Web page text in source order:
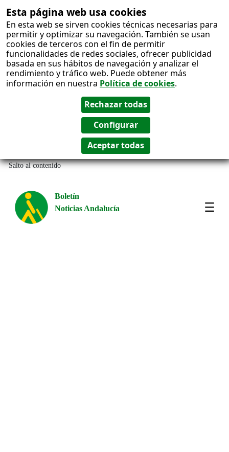
Esta página web usa cookies
En esta web se sirven cookies técnicas necesarias para
permitir y optimizar su navegación. También se usan
cookies de terceros con el fin de permitir
funcionalidades de redes sociales, ofrecer publicidad
basada en sus hábitos de navegación y analizar el
rendimiento y tráfico web. Puede obtener más
información en nuestra Política de cookies.
Salto al contenido
Boletín
Noticias Andalucía